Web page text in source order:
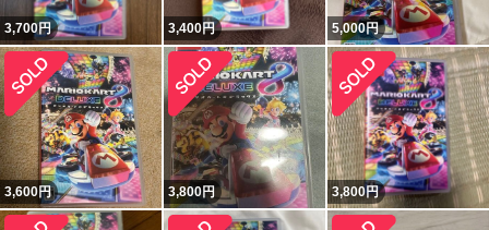
3,700円 3,400円 5,000円
3,600円 3,800円 3,800円